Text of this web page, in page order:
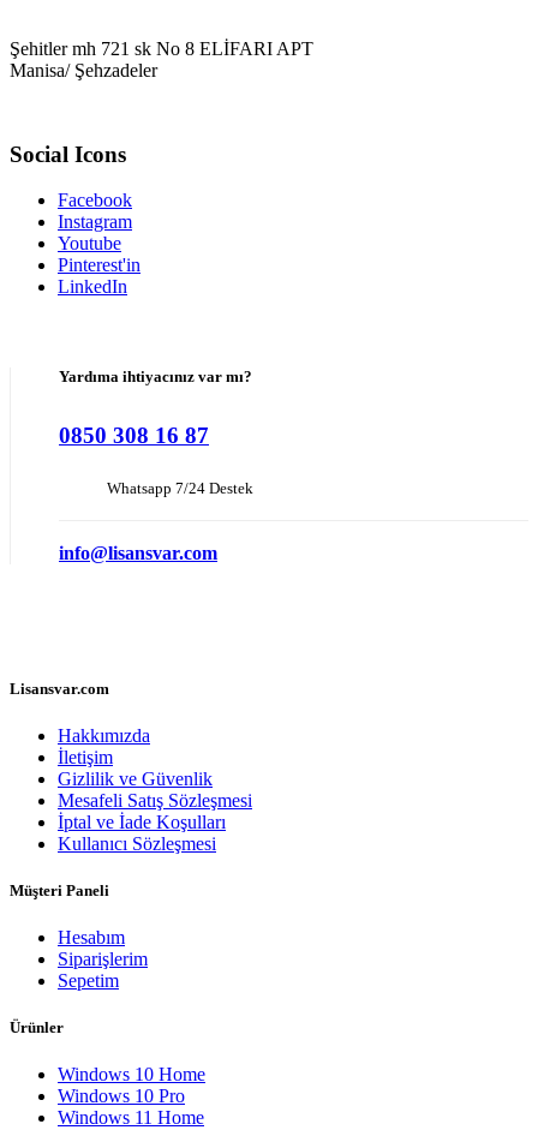
Şehitler mh 721 sk No 8 ELİFARI APT
Manisa/ Şehzadeler
Social Icons
Facebook
Instagram
Youtube
Pinterest'in
LinkedIn
Yardıma ihtiyacınız var mı?
0850 308 16 87
Whatsapp 7/24 Destek
info@lisansvar.com
Lisansvar.com
Hakkımızda
İletişim
Gizlilik ve Güvenlik
Mesafeli Satış Sözleşmesi
İptal ve İade Koşulları
Kullanıcı Sözleşmesi
Müşteri Paneli
Hesabım
Siparişlerim
Sepetim
Ürünler
Windows 10 Home
Windows 10 Pro
Windows 11 Home